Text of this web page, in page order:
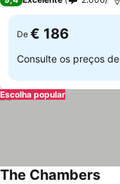
De € 186
Consulte os preços de
Escolha popular
The Chambers